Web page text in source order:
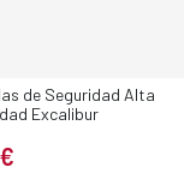
de Seguridad Alta
Excalibur